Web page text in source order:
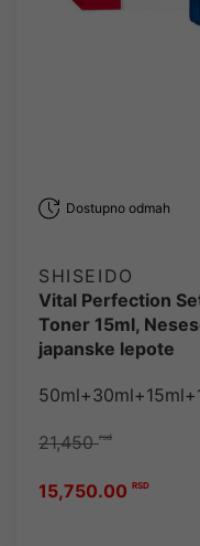
Dostupno odmah
SHISEIDO
Vital Perfection
Toner 15ml,
japanske lepote
21,450rsd
15,750.00 RSD